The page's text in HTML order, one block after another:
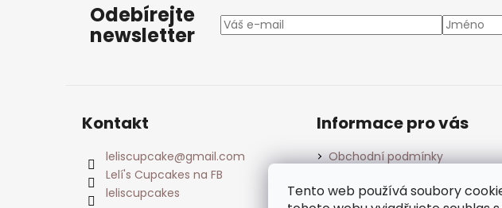
Tento web používá soubory
Odebírejte
newsletter
Kontakt
leliscupcake@gmail.com
Lelí's Cupcakes na FB
leliscupcakes
Informace pro vás
Obchodní podmínky
údajů